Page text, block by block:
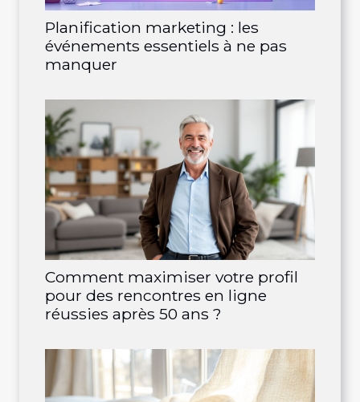
Planification marketing : les
événements essentiels à ne pas
manquer
Comment maximiser votre profil
pour des rencontres en ligne
réussies après 50 ans ?